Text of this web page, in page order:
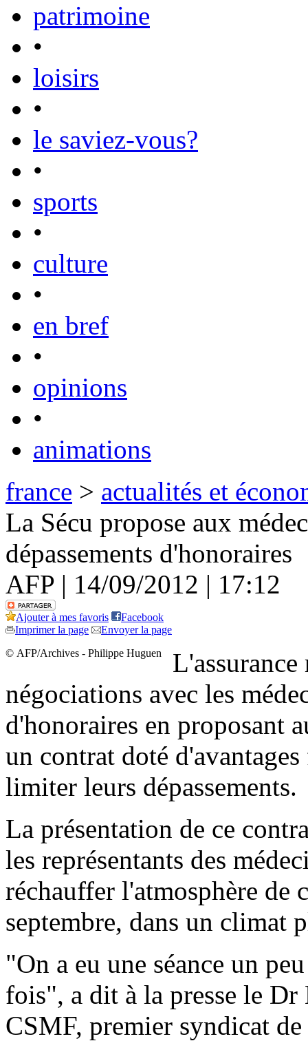
patrimoine
•
loisirs
•
le saviez-vous?
•
sports
•
culture
•
en bref
•
opinions
•
animations
france > actualités et
La Sécu propose aux
dépassements d'honoraires
AFP | 14/09/2012 | 17:12
Ajouter à mes favoris
Facebook
Imprimer la page
Envoyer la page
© AFP/Archives - Philippe Huguen
négociations avec les
d'honoraires en proposant
un contrat doté
limiter leurs dépassements.
La présentation de ce
les représentants des
réchauffer l'atmosphère de
septembre, dans un climat
"On a eu une séance un
fois", a dit à la presse le
CSMF, premier syndicat